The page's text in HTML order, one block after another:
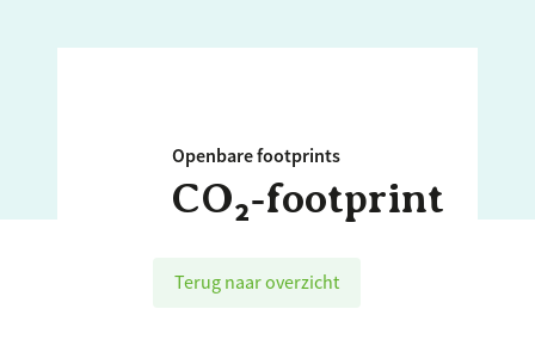
Openbare footprints
CO₂‑footprint
Terug naar overzicht